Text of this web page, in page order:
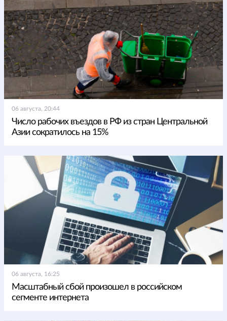
06 августа, 20:44
Число рабочих въездов в РФ из стран Центральной
Азии сократилось на 15%
06 августа, 16:25
Масштабный сбой произошел в российском
сегменте интернета